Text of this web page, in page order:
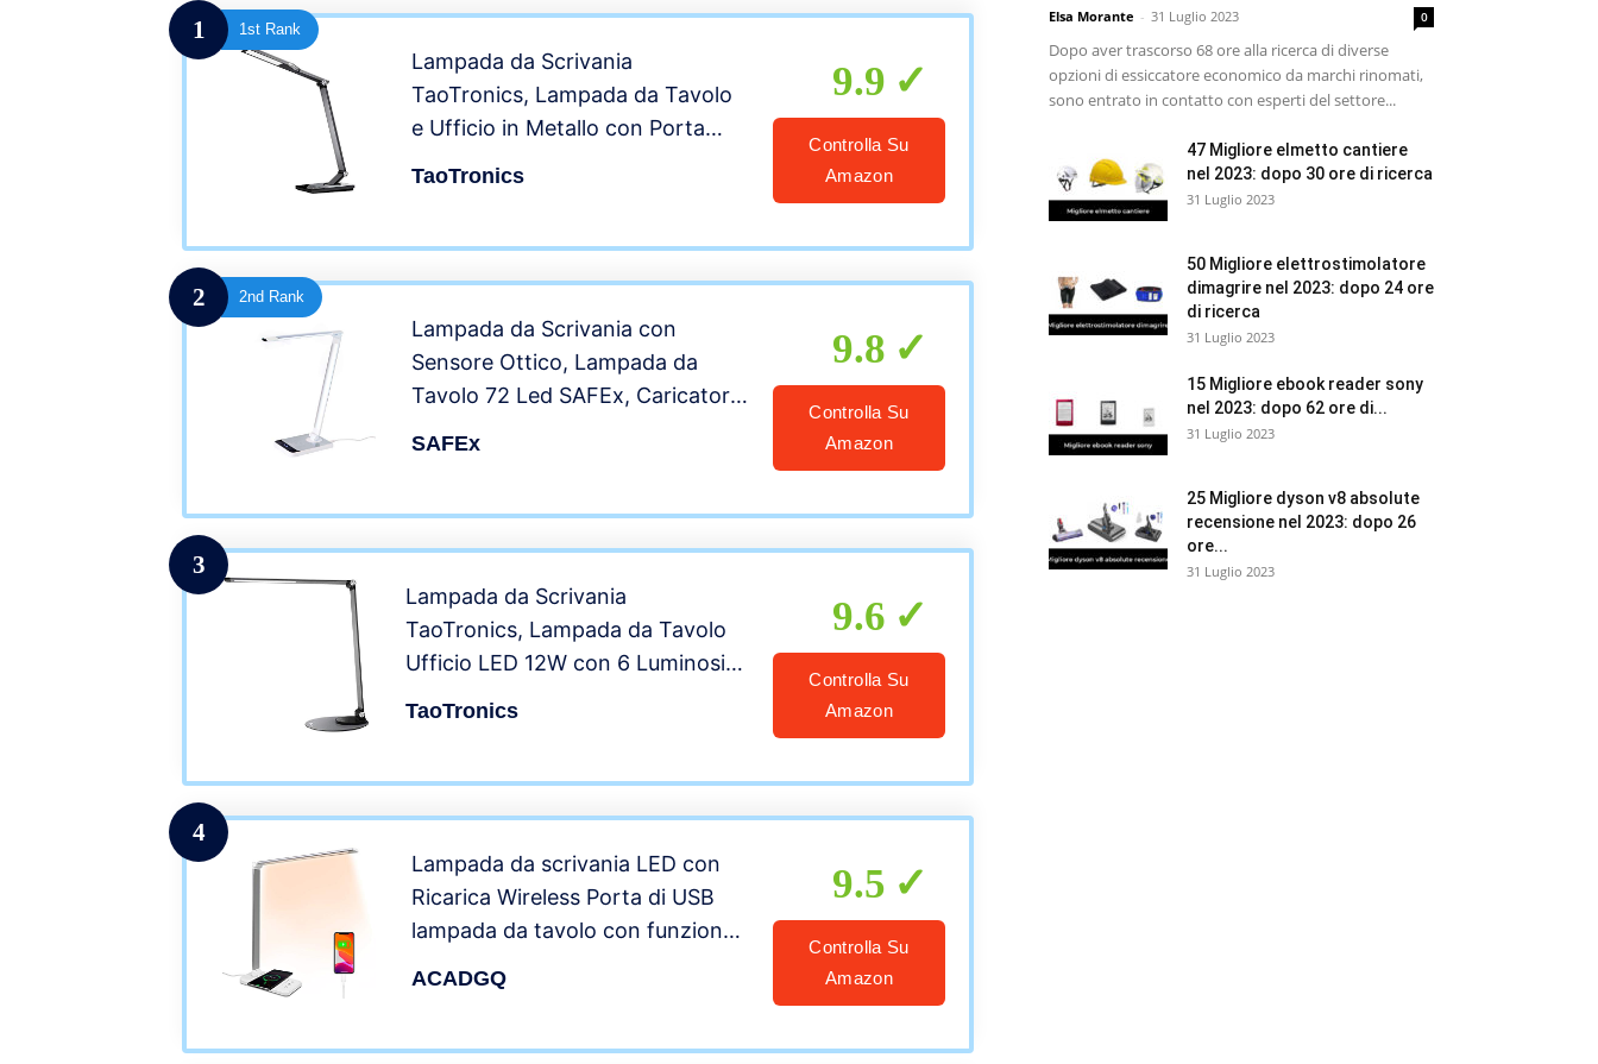
1 1st Rank
Lampada da Scrivania
TaoTronics, Lampada da Tavolo
e Ufficio in Metallo con Porta
TaoTronics
9.9
Controlla Su
Amazon
2 2nd Rank
Lampada da Scrivania con
Sensore Ottico, Lampada da
Tavolo 72 Led SAFEx, Caricatore
SAFEx
9.8
Controlla Su
Amazon
3
Lampada da Scrivania
TaoTronics, Lampada da Tavolo
Ufficio LED 12W con 6 Luminosità
TaoTronics
9.6
Controlla Su
Amazon
4
Lampada da scrivania LED con
Ricarica Wireless Porta di USB
lampada da tavolo con funzione
controllo 5 modalità di
ACADGQ
9.5
Controlla Su
Amazon
Elsa Morante - 31 Luglio 2023 0
Dopo aver trascorso 68 ore alla ricerca di diverse
opzioni di essiccatore economico da marchi rinomati,
sono entrato in contatto con esperti del settore...
47 Migliore elmetto cantiere
nel 2023: dopo 30 ore di ricerca
31 Luglio 2023
50 Migliore elettrostimolatore
dimagrire nel 2023: dopo 24 ore
di ricerca
31 Luglio 2023
15 Migliore ebook reader sony
nel 2023: dopo 62 ore di...
31 Luglio 2023
25 Migliore dyson v8 absolute
recensione nel 2023: dopo 26
ore...
31 Luglio 2023